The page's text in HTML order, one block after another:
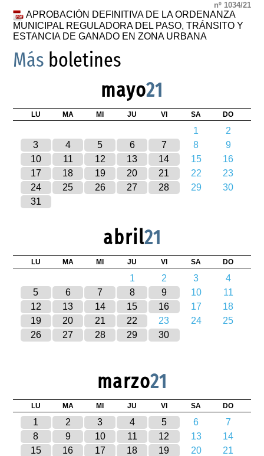
nº 1034/21
APROBACIÓN DEFINITIVA DE LA ORDENANZA
MUNICIPAL REGULADORA DEL PASO, TRÁNSITO Y
ESTANCIA DE GANADO EN ZONA URBANA
Más boletines
mayo21
LU MA MI JU VI SA DO
1
2
3
4 5 6 7 8
9
10
11 12 13 14 15
16
17
18 19 20 21 22
23
24
25 26 27 28 29
30
31
abril21
LU MA MI JU VI SA DO
1 2 3
4
5
6 7 8 9 10
11
12
13 14 15 16 17
18
19
20 21 22 23 24
25
26
27 28 29 30
marzo21
LU MA MI JU VI SA DO
1 2 3 4 5 6
7
8
9 10 11 12 13
14
15
16 17 18 19 20
21